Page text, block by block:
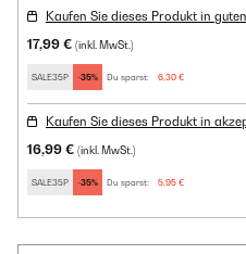
Kaufen Sie dieses Produkt in
17,99 € (inkl. MwSt.)
SALE35P -35% Du sparst: 6,30 €
Kaufen Sie dieses Produkt in
16,99 € (inkl. MwSt.)
SALE35P -35% Du sparst: 5,95 €